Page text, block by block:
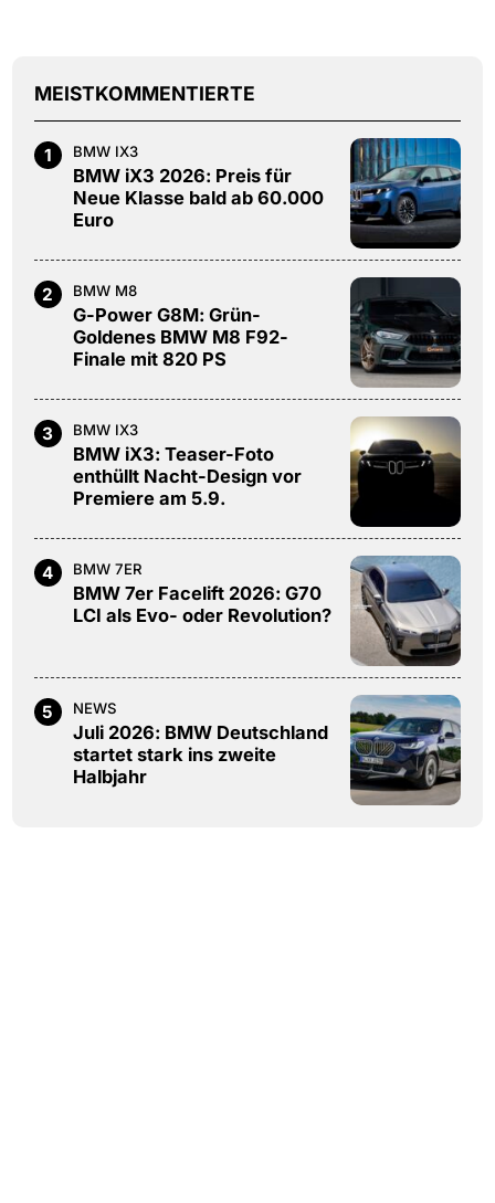
MEISTKOMMENTIERTE
1 BMW IX3
BMW iX3 2026: Preis für
Neue Klasse bald ab 60.000
Euro
2 BMW M8
G-Power G8M: Grün-
Goldenes BMW M8 F92-
Finale mit 820 PS
3 BMW IX3
BMW iX3: Teaser-Foto
enthüllt Nacht-Design vor
Premiere am 5.9.
4 BMW 7ER
BMW 7er Facelift 2026: G70
LCI als Evo- oder Revolution?
5 NEWS
Juli 2026: BMW Deutschland
startet stark ins zweite
Halbjahr